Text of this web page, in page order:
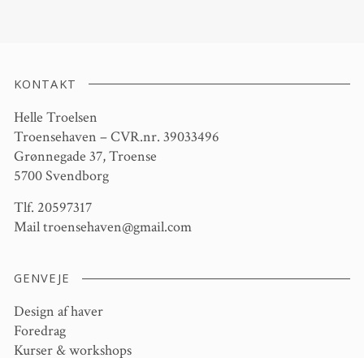
KONTAKT
Helle Troelsen
Troensehaven – CVR.nr. 39033496
Grønnegade 37, Troense
5700 Svendborg
Tlf. 20597317
Mailtroensehaven@gmail.com
GENVEJE
Design af haver
Foredrag
Kurser & workshops